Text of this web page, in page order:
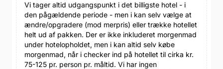
Vi tager altid udgangspunkt i det billigste hotel - i
den pågældende periode - men i kan selv vælge at
ændre/opgradere (mod merpris) eller trække hotellet
helt ud af pakken. Der er ikke inkluderet morgenmad
under hotelopholdet, men i kan altid selv købe
morgenmad, når i checker ind på hotellet til cirka kr.
75-125 pr. person pr. måltid. Vi har ingen